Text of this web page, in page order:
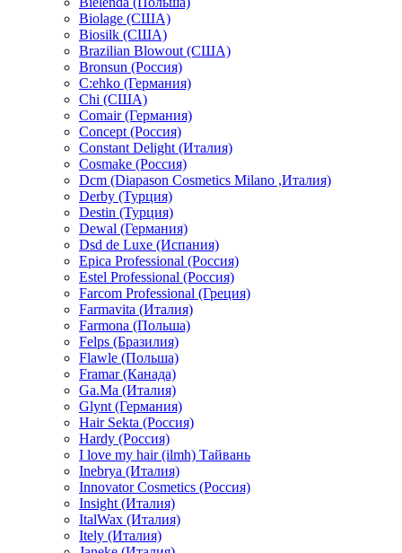
Biolage (США)
Biosilk (США)
Brazilian Blowout (США)
Bronsun (Россия)
C:ehko (Германия)
Chi (США)
Comair (Германия)
Concept (Россия)
Constant Delight (Италия)
Cosmake (Россия)
Dcm (Diapason Cosmetics Milano ,Италия)
Derby (Турция)
Destin (Турция)
Dewal (Германия)
Dsd de Luxe (Испания)
Epica Professional (Россия)
Estel Professional (Россия)
Farcom Professional (Греция)
Farmavita (Италия)
Farmona (Польша)
Felps (Бразилия)
Flawle (Польша)
Framar (Канада)
Ga.Ma (Италия)
Glynt (Германия)
Hair Sekta (Россия)
Hardy (Россия)
I love my hair (ilmh) Тайвань
Inebrya (Италия)
Innovator Cosmetics (Россия)
Insight (Италия)
ItalWax (Италия)
Itely (Италия)